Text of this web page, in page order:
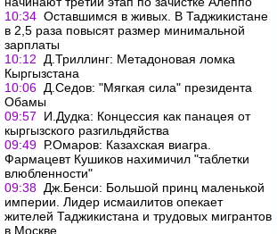
10:34 Оставшимся в живых. В Таджикистане
в 2,5 раза повысят размер минимальной
зарплаты
10:12
Д.Триллинг: Метадоновая ломка
Кыргызстана
10:06 Д.Седов: "Мягкая сила" президента
Обамы
09:57
И.Дудка: Концессия как панацея от
кыргызского разгильдяйства
09:49 Р.Омаров: Казахская виагра.
Фармацевт Кушиков нахимичил "таблетки
влюбленности"
09:38 Дж.Бенси: Большой принц маленькой
империи. Лидер исмаилитов опекает
жителей Таджикистана и трудовых мигрантов
в Москве